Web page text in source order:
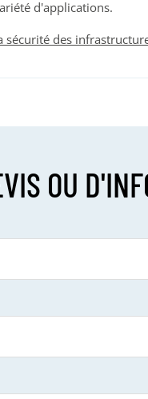
d'applications.
des
OU